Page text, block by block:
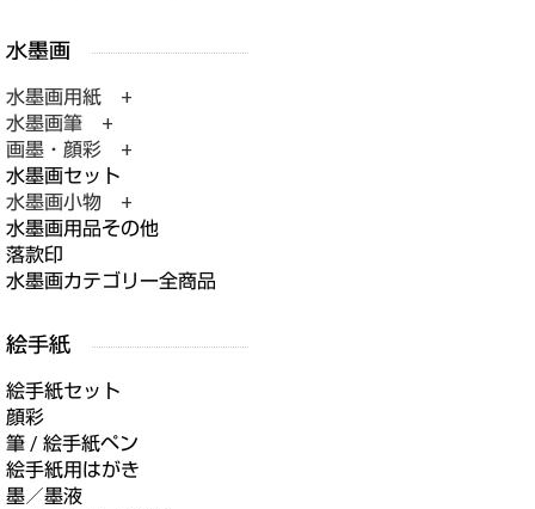
水墨画用紙 +
水墨画筆 +
画墨・顔彩 +
水墨画セット
水墨画小物 +
水墨画用品その他
落款印
水墨画カテゴリー全商品
絵手紙セット
顔彩
筆 / 絵手紙ペン
絵手紙用はがき
墨／墨液